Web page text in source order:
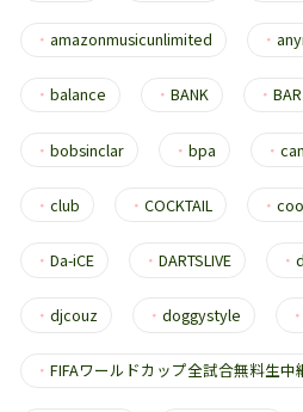
・ amazonmusicunlimited ・
・ balance ・BANK ・BAR
・ bobsinclar ・bpa ・
・ club ・COCKTAIL ・
・ Da-iCE ・DARTSLIVE ・
・ djcouz ・doggystyle
・ FIFAワールドカップ全試合無料生中